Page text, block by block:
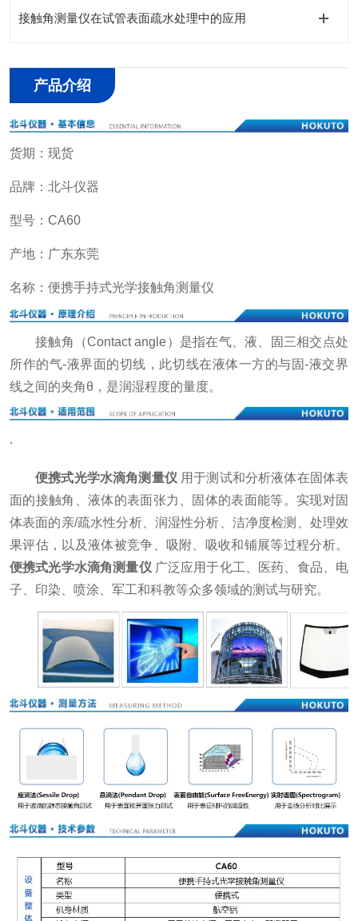
接触角测量仪在试管表面疏水处理中的应用
产品介绍
货期：现货
品牌：北斗仪器
型号：CA60
产地：广东东莞
名称：便携手持式光学接触角测量仪
接触角（Contact angle）是指在气、液、固三相交点处
所作的气-液界面的切线，此切线在液体一方的与固-液交界
线之间的夹角θ，是润湿程度的量度。
.
便携式光学水滴角测量仪 用于测试和分析液体在固体表
面的接触角、液体的表面张力、固体的表面能等。实现对固
体表面的亲/疏水性分析、润湿性分析、洁净度检测、处理效
果评估，以及液体被竞争、吸附、吸收和铺展等过程分析。
便携式光学水滴角测量仪 广泛应用于化工、医药、食品、电
子、印染、喷涂、军工和科教等众多领域的测试与研究。